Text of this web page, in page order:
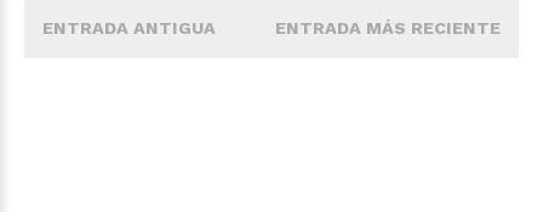
ENTRADA MÁS RECIENTE
ENTRADA ANTIGUA